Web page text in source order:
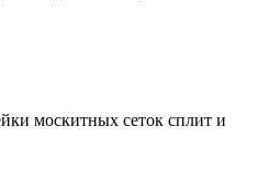
москитных сеток сплит и